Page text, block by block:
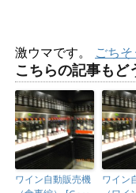
激ウマです。 ごち
こちらの記事もど
ワイン自動販売機
ワイン